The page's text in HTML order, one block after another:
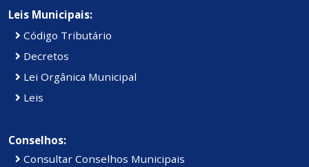
Leis Municipais:
Código Tributário
Decretos
Lei Orgânica Municipal
Leis
Conselhos:
Consultar Conselhos Municipais